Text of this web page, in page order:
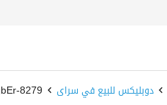
دوبليكس للبيع في سراى 8279-kAgbEr - بيوت